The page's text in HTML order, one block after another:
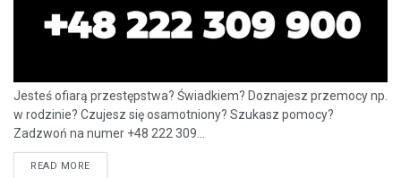
Jesteś ofiarą przestępstwa? Świadkiem? Doznajesz przemocy np.
w rodzinie? Czujesz się osamotniony? Szukasz pomocy?
Zadzwoń na numer +48 222 309...
READ MORE